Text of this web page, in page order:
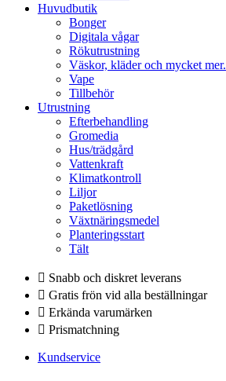
Huvudbutik
Bonger
Digitala vågar
Rökutrustning
Väskor, kläder och mycket mer.
Vape
Tillbehör
Utrustning
Efterbehandling
Gromedia
Hus/trädgård
Vattenkraft
Klimatkontroll
Liljor
Paketlösning
Växtnäringsmedel
Planteringsstart
Tält
Snabb och diskret leverans
Gratis frön vid alla beställningar
Erkända varumärken
Prismatchning
Kundservice